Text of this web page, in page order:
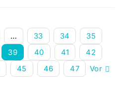
… 33 34
35
39 40 41
42
45 46 47 Vor